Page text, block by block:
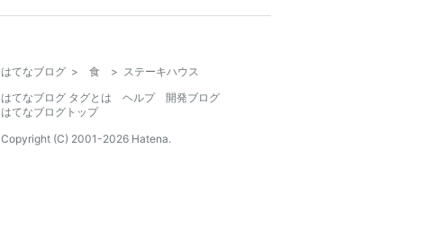
はてなブログ > 食 > ステーキハウス
はてなブログ タグとは
ヘルプ
開発ブログ
はてなブログトップ
Copyright (C) 2001-2026 Hatena.